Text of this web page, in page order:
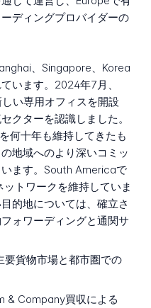
ディングプロバイダーの
、Singapore、Korea
います。2024年7月、
い専用オフィスを開設
クターを認識しました。
何十年も維持してきたも
地域へのより深いコミッ
ます。South Americaで
トワークを維持していま
的地については、確立さ
ォワーディングと通関サ
要貨物市場と都市圏での
& Company買収による